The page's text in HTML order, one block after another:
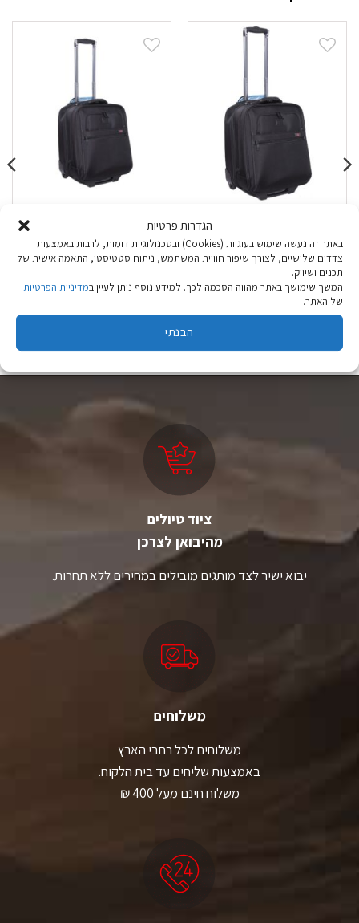
הגדרות פרטיות
באתר זה נעשה שימוש בעוגיות (Cookies) ובטכנולוגיות דומות, לרבות באמצעות
צדדים שלישיים, לצורך שיפור חוויית המשתמש, ניתוח סטטיסטי, התאמה אישית של
תכנים ושיווק.
המשך שימושך באתר מהווה הסכמה לכך. למידע נוסף ניתן לעיין במדיניות הפרטיות
של האתר.
הבנתי
₪449.90
Polo Palma
₪449.90
ציוד טיולים
מהיבואן לצרכן
יבוא ישיר לצד מותגים מובילים במחירים ללא תחרות.
משלוחים
משלוחים לכל רחבי הארץ
באמצעות שליחים עד בית הלקוח.
משלוח חינם מעל 400 ₪